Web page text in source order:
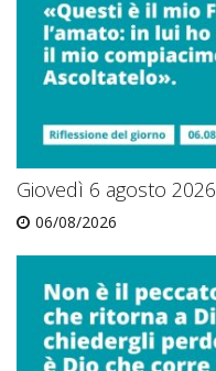
Giovedì 6 agosto 2026
06/08/2026